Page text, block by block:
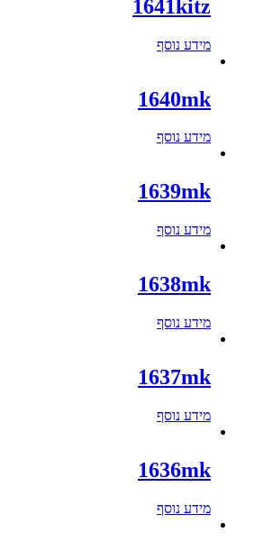
1641kitz
מידע נוסף
1640mk
מידע נוסף
1639mk
מידע נוסף
1638mk
מידע נוסף
1637mk
מידע נוסף
1636mk
מידע נוסף